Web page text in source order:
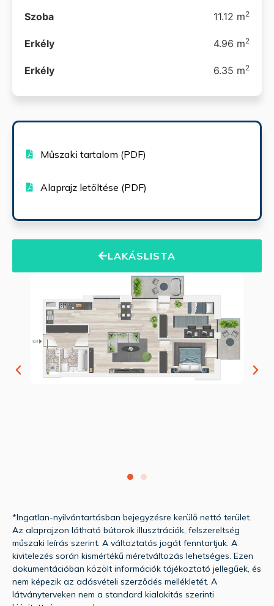
*Ingatlan-nyilvántartásban bejegyzésre kerülő nettó terület.
Az alaprajzon látható bútorok illusztrációk, felszereltség
műszaki leírás szerint. A változtatás jogát fenntartjuk. A
kivitelezés során kismértékű méretváltozás lehetséges. Ezen
dokumentációban közölt információk tájékoztató jellegűek, és
nem képezik az adásvételi szerződés mellékletét. A
látványterveken nem a standard kialakitás szerinti
Szoba 11.12 m2
Erkély 4.96 m2
Erkély 6.35 m2
Műszaki tartalom (PDF)
Alaprajz letöltése (PDF)
LAKÁSLISTA